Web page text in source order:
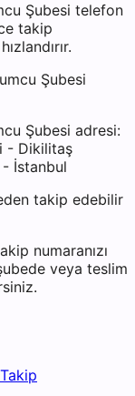
Şubesi telefon
takip
Şubesi
Şubesi adresi:
- Dikilitaş
İstanbul
takip edebilir
numaranızı
veya teslim